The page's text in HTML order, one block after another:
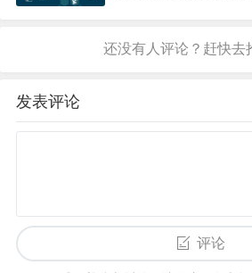
等。图片来自
发表评论
评论